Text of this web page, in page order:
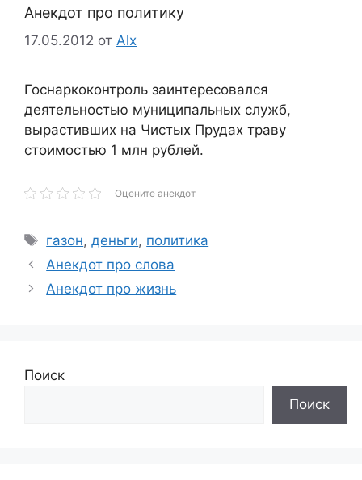
Анекдот про политику
17.05.2012 от Alx
Госнаркоконтроль заинтересовался
деятельностью муниципальных служб,
вырастивших на Чистых Прудах траву
стоимостью 1 млн рублей.
Оцените анекдот
Метки
газон,деньги, политика
Анекдот про слова
Анекдот про жизнь
Поиск
Поиск